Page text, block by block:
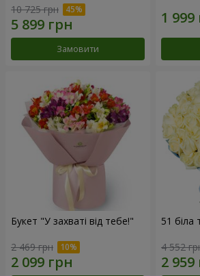
10 725 грн
Замовити
Букет "У захваті від тебе!"
2 469 грн
51 біла
4 552